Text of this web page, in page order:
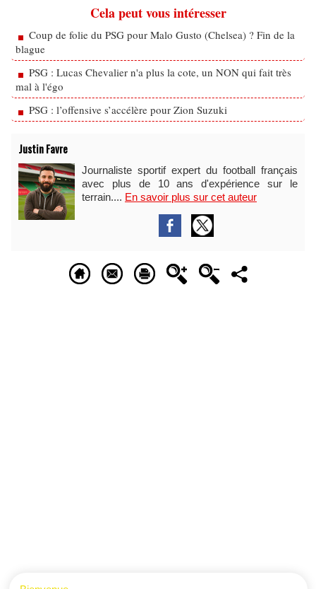
Cela peut vous intéresser
Coup de folie du PSG pour Malo Gusto (Chelsea) ? Fin de la
blague
PSG : Lucas Chevalier n'a plus la cote, un NON qui fait très
mal à l'égo
PSG : l’offensive s’accélère pour Zion Suzuki
Justin Favre
Journaliste sportif expert du football français
avec plus de 10 ans d'expérience sur le
terrain.... En savoir plus sur cet auteur